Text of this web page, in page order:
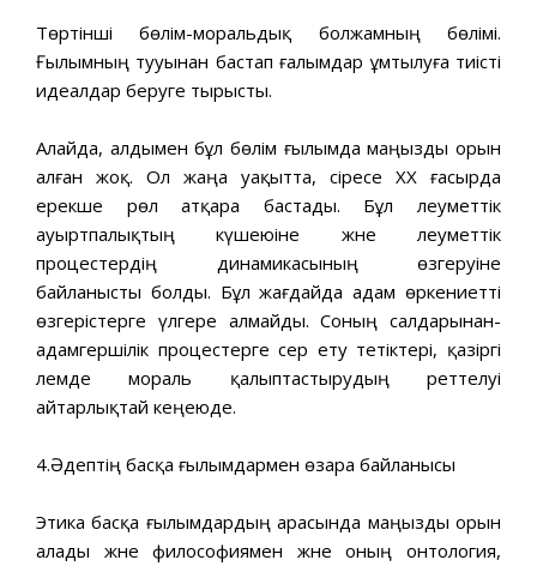
Төртінші бөлім-моральдық болжамның бөлімі.
Ғылымның тууынан бастап ғалымдар ұмтылуға тиісті
идеалдар беруге тырысты.
Алайда, алдымен бұл бөлім ғылымда маңызды орын
алған жоқ. Ол жаңа уақытта, әсіресе ХХ ғасырда
ерекше рөл атқара бастады. Бұл әлеуметтік
ауыртпалықтың күшеюіне және әлеуметтік
процестердің динамикасының өзгеруіне
байланысты болды. Бұл жағдайда адам өркениетті
өзгерістерге үлгере алмайды. Соның салдарынан-
адамгершілік процестерге әсер ету тетіктері, қазіргі
әлемде мораль қалыптастырудың реттелуі
айтарлықтай кеңеюде.
4.Әдептің басқа ғылымдармен өзара байланысы
Этика басқа ғылымдардың арасында маңызды орын
алады және философиямен және оның онтология,